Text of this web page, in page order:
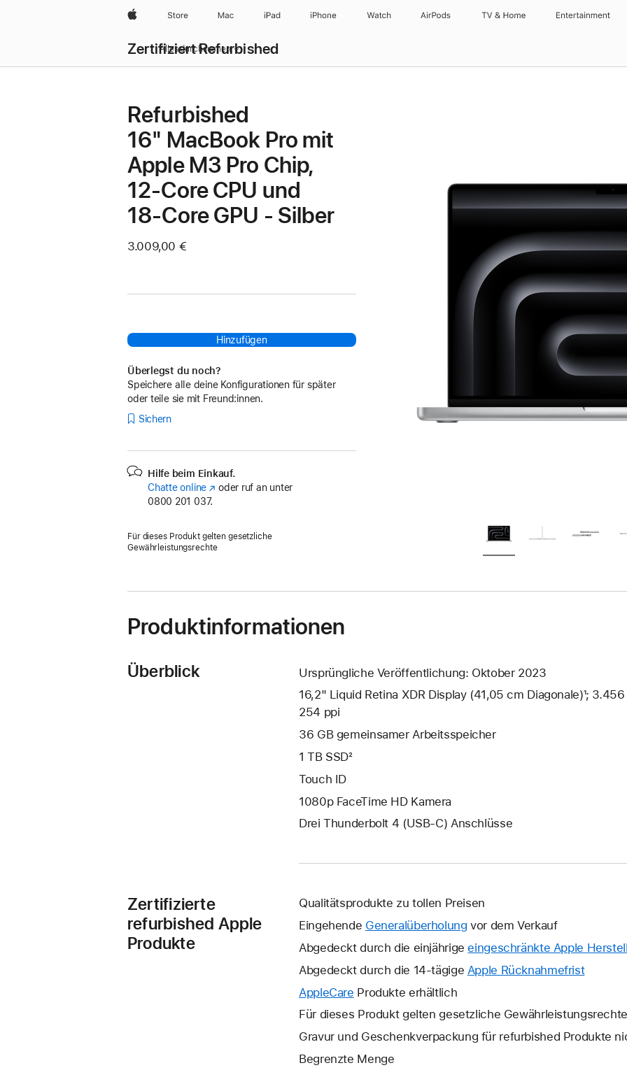
Apple Store Mac iPad iPhone Watch AirPods TV & Home Entertainment
Zertifiziert Refurbished
Alles durchsuchen
Refurbished
16" MacBook Pro mit
Apple M3 Pro Chip,
12‑Core CPU und
18‑Core GPU - Silber
3.009,00 €
Hinzufügen
Überlegst du noch?
Speichere alle deine Konfigurationen für später
oder teile sie mit Freund:innen.
Sichern
Hilfe beim Einkauf.
Chatte online (Öffnet
ein
oder ruf an unter
0800 201 037.
Für dieses Produkt gelten gesetzliche
Gewährleistungsrechte
Produktinformationen
Überblick
Ursprüngliche Veröffentlichung: Oktober 2023
16,2" Liquid Retina XDR Display (41,05 cm Diagonale)¹;
254 ppi
36 GB gemeinsamer Arbeits­speicher
1 TB SSD²
Touch ID
1080p FaceTime HD Kamera
Drei Thunderbolt 4 (USB‑C) Anschlüsse
Zertifizierte
refurbished Apple
Produkte
Qualitätsprodukte zu tollen Preisen
Eingehende Generalüberholung vor dem Verkauf
Abgedeckt durch die einjährige eingeschränkte Apple
Abgedeckt durch die 14-tägige Apple RücknahmefristEin
wird
AppleCare Ein
neues
wird
geöffnet.
Produkte erhältlich
Für dieses Produkt gelten gesetzliche Gewährleistungsrechte
Gravur und Geschenkverpackung für refurbished Produkte
Begrenzte Menge